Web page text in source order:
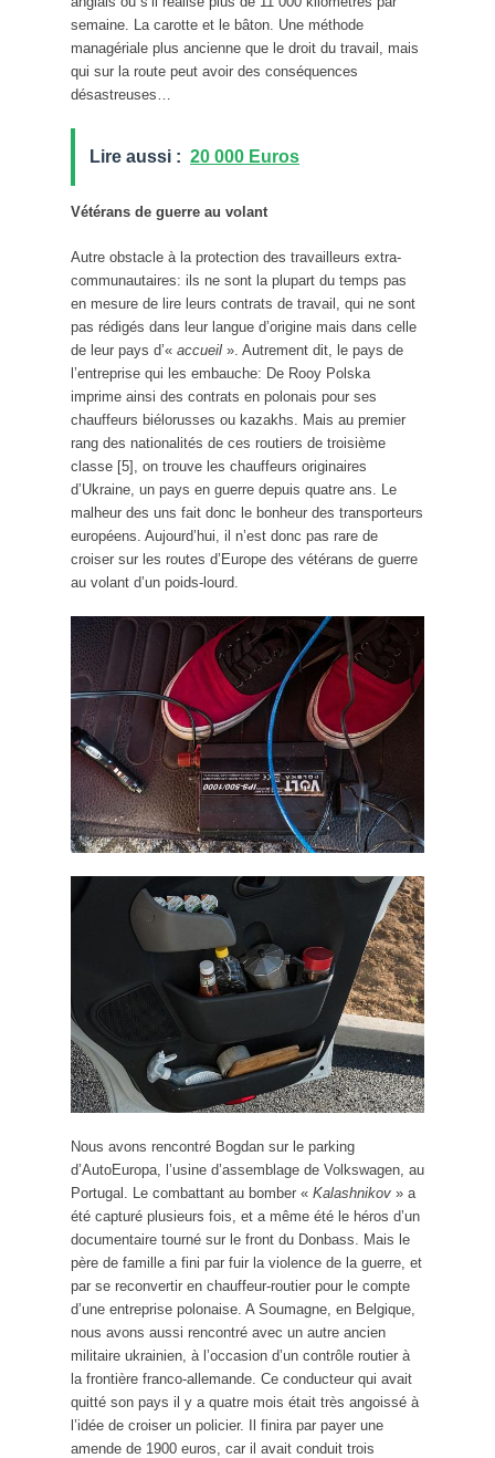
semaine. La carotte et le bâton. Une méthode
managériale plus ancienne que le droit du travail, mais
qui sur la route peut avoir des conséquences
désastreuses…
Lire aussi : 20 000 Euros
Vétérans de guerre au volant
Autre obstacle à la protection des travailleurs extra-
communautaires: ils ne sont la plupart du temps pas
en mesure de lire leurs contrats de travail, qui ne sont
pas rédigés dans leur langue d’origine mais dans celle
de leur pays d’« accueil ». Autrement dit, le pays de
l’entreprise qui les embauche: De Rooy Polska
imprime ainsi des contrats en polonais pour ses
chauffeurs biélorusses ou kazakhs. Mais au premier
rang des nationalités de ces routiers de troisième
classe [5], on trouve les chauffeurs originaires
d’Ukraine, un pays en guerre depuis quatre ans. Le
malheur des uns fait donc le bonheur des transporteurs
européens. Aujourd’hui, il n’est donc pas rare de
croiser sur les routes d’Europe des vétérans de guerre
au volant d’un poids-lourd.
Nous avons rencontré Bogdan sur le parking
d’AutoEuropa, l’usine d’assemblage de Volkswagen, au
Portugal. Le combattant au bomber « Kalashnikov » a
été capturé plusieurs fois, et a même été le héros d’un
documentaire tourné sur le front du Donbass. Mais le
père de famille a fini par fuir la violence de la guerre, et
par se reconvertir en chauffeur-routier pour le compte
d’une entreprise polonaise. A Soumagne, en Belgique,
nous avons aussi rencontré avec un autre ancien
militaire ukrainien, à l’occasion d’un contrôle routier à
la frontière franco-allemande. Ce conducteur qui avait
quitté son pays il y a quatre mois était très angoissé à
l’idée de croiser un policier. Il finira par payer une
amende de 1900 euros, car il avait conduit trois